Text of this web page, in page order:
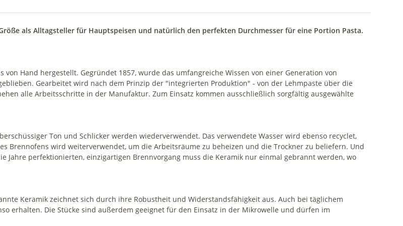
als Alltagsteller für Hauptspeisen und natürlich den perfekten Durchmesser für eine Portion Pasta.
Hand hergestellt. Gegründet 1857, wurde das umfangreiche Wissen von einer Generation von
Gearbeitet wird nach dem Prinzip der "integrierten Produktion" - von der Lehmpaste über die
alle Arbeitsschritte in der Manufaktur. Zum Einsatz kommen ausschließlich sorgfältig ausgewählte
Ton und Schlicker werden wiederverwendet. Das verwendete Wasser wird ebenso recyclet,
Brennofens wird weiterverwendet, um die Arbeitsräume zu beheizen und die Trockner zu beliefern. Und
Jahre perfektionierten, einzigartigen Brennvorgang muss die Keramik nur einmal gebrannt werden, wo
Keramik zeichnet sich durch ihre Robustheit und Widerstandsfähigkeit aus. Auch bei täglichem
erhalten. Die Stücke sind außerdem geeignet für den Einsatz in der Mikrowelle und dürfen im